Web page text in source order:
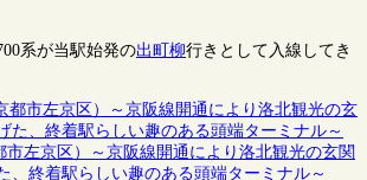
系が当駅始発の出町柳行きとして入線してき
左京区）～京阪線開通により洛北観光の玄関
、終着駅らしい趣のある頭端ターミナル～